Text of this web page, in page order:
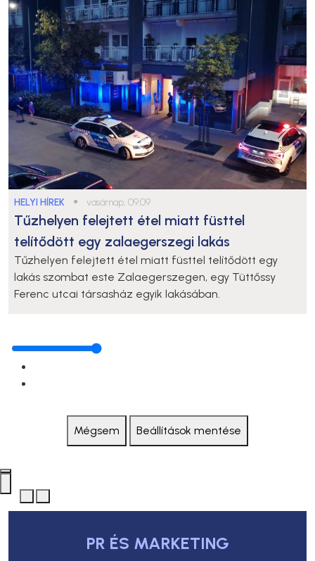
HELYI HÍREK ● vasárnap, 09:09
Tűzhelyen felejtett étel miatt füsttel
telítődött egy zalaegerszegi lakás
Tűzhelyen felejtett étel miatt füsttel telítődött egy
lakás szombat este Zalaegerszegen, egy Tüttőssy
Ferenc utcai társasház egyik lakásában.
Mégsem Beállítások mentése
PR ÉS MARKETING